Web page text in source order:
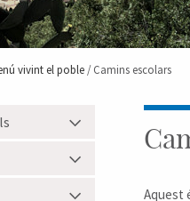
vivint el poble / Camins escolars
Aquest